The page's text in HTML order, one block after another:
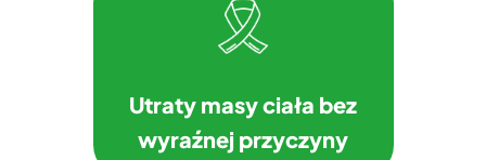
Utraty masy ciała bez
wyraźnej przyczyny